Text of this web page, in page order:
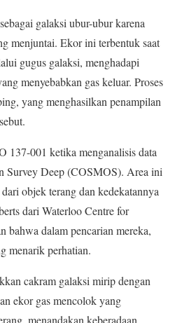
galaksi ubur-ubur karena
menjuntai. Ekor ini terbentuk saat
gugus galaksi, menghadapi
menyebabkan gas keluar. Proses
yang menghasilkan penampilan
137-001 ketika menganalisis data
Survey Deep (COSMOS). Area ini
objek terang dan kedekatannya
dari Waterloo Centre for
bahwa dalam pencarian mereka,
menarik perhatian.
cakram galaksi mirip dengan
ekor gas mencolok yang
menandakan keberadaan